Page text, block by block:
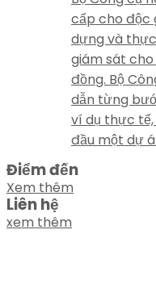
cấp cho độc
dựng và
giám sát
đồng. Bộ
dẫn từng
ví dụ thực
đầu một dự
Điểm đến
Xem thêm
Liên hệ
xem thêm